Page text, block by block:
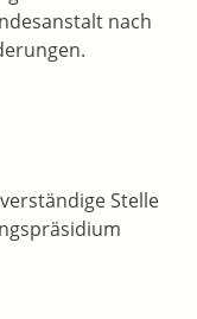
nach
Stelle